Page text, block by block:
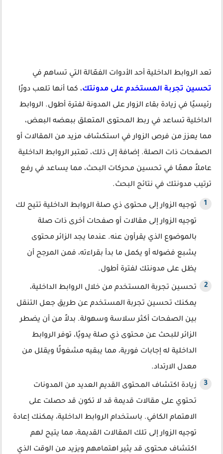
تعد الروابط الداخلية أحد الأدوات الفعّالة التي تساهم في
تحسين تجربة المستخدم على مدونتك، كما أنها تلعب دورًا
رئيسيًا في زيادة بقاء الزوار على المدونة لفترة أطول. الروابط
الداخلية تساعد في ربط المحتوى المتعلق ببعضه البعض،
مما يعزز من فرص الزوار في استكشاف مزيد من المقالات أو
الصفحات ذات الصلة. إضافة إلى ذلك، تعتبر الروابط الداخلية
عاملاً مهمًا في تحسين محركات البحث، مما يساعد في رفع
ترتيب مدونتك في نتائج البحث.
توجيه الزوار إلى محتوى ذي صلة الروابط الداخلية تتيح لك
توجيه الزوار إلى مقالات أو صفحات أخرى ذات صلة
بالموضوع الذي يقرأون عنه. عندما يجد الزائر محتوى
يشبع فضوله أو يكمل ما بدأ بقراءته، فمن المرجح أن
يظل على مدونتك لفترة أطول.
تحسين تجربة المستخدم من خلال الروابط الداخلية،
يمكنك تحسين تجربة المستخدم عن طريق جعل التنقل
بين الصفحات أكثر سلاسة وسهولة. بدلاً من أن يضطر
الزائر للبحث عن محتوى ذي صلة يدويًا، توفر الروابط
الداخلية له إجابات فورية، مما يبقيه مشغولًا ويقلل من
معدل الارتداد.
زيادة اكتشاف المحتوى القديم العديد من المدونات
تحتوي على مقالات قديمة قد لا تكون قد حصلت على
الاهتمام الكافي. باستخدام الروابط الداخلية، يمكنك إعادة
توجيه الزوار إلى تلك المقالات القديمة، مما يتيح لهم
اكتشاف محتوى قد يثير اهتمامهم ويزيد من الوقت الذي